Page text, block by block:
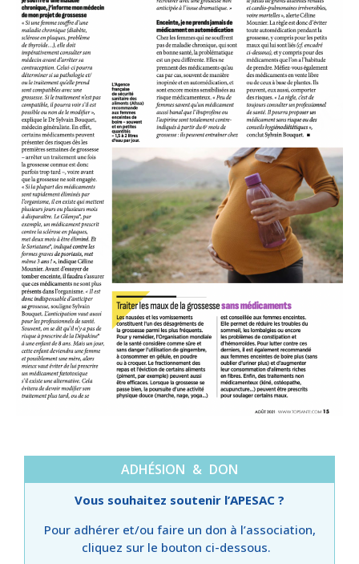
ADHÉSION & DON
Vous souhaitez soutenir l’APESAC ?
Pour adhérer et/ou faire un don à l’association,
cliquez sur le bouton ci-dessous.